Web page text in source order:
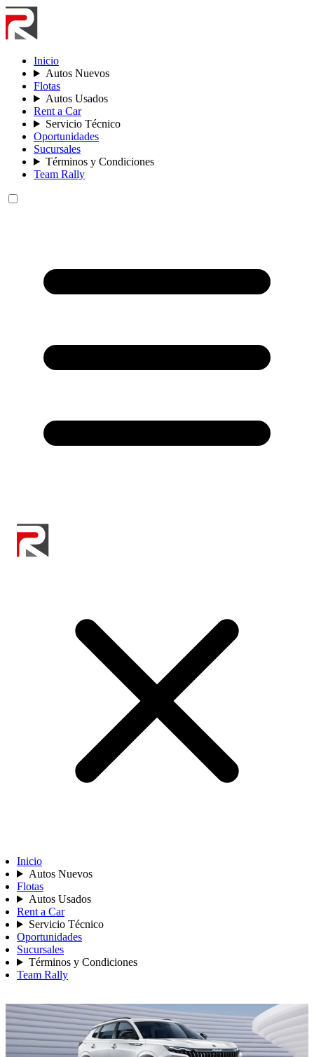
Inicio
Autos Nuevos
Flotas
Autos Usados
Rent a Car
Servicio Técnico
Oportunidades
Sucursales
Términos y Condiciones
Team Rally
Inicio
Autos Nuevos
Flotas
Autos Usados
Rent a Car
Servicio Técnico
Oportunidades
Sucursales
Términos y Condiciones
Team Rally